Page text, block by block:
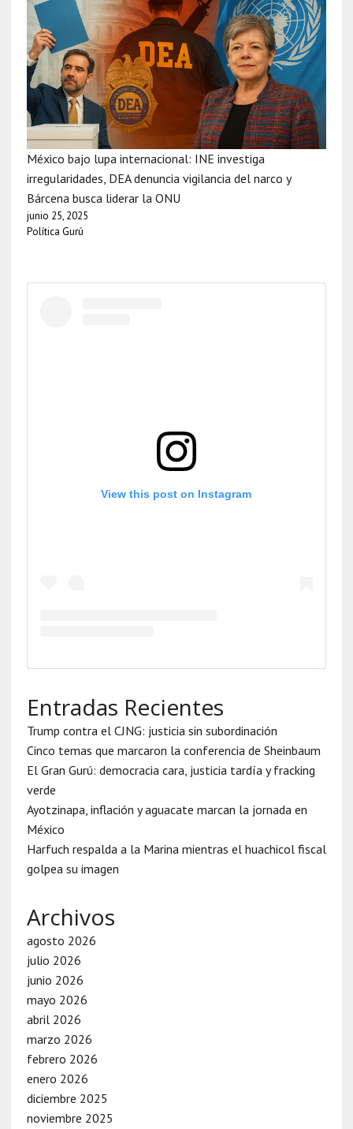
México bajo lupa internacional: INE investiga
irregularidades, DEA denuncia vigilancia del narco y
Bárcena busca liderar la ONU
junio 25, 2025
Política Gurú
View this post on Instagram
Entradas Recientes
Trump contra el CJNG: justicia sin subordinación
Cinco temas que marcaron la conferencia de Sheinbaum
El Gran Gurú: democracia cara, justicia tardía y fracking
verde
Ayotzinapa, inflación y aguacate marcan la jornada en
México
Harfuch respalda a la Marina mientras el huachicol fiscal
golpea su imagen
Archivos
agosto 2026
julio 2026
junio 2026
mayo 2026
abril 2026
marzo 2026
febrero 2026
enero 2026
diciembre 2025
noviembre 2025